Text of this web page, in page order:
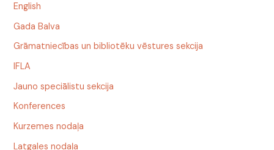
English
Gada Balva
Grāmatniecības un bibliotēku vēstures sekcija
IFLA
Jauno speciālistu sekcija
Konferences
Kurzemes nodaļa
Latgales nodaļa